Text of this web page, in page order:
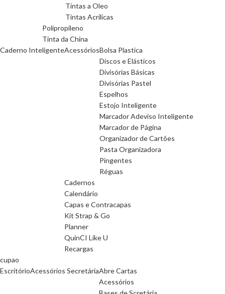
Tintas a Oleo
Tintas Acrilicas
Polipropileno
Tinta da China
Caderno InteligenteAcessóriosBolsa Plastica
Discos e Elásticos
Divisórias Básicas
Divisórias Pastel
Espelhos
Estojo Inteligente
Marcador Adeviso Inteligente
Marcador de Página
Organizador de Cartões
Pasta Organizadora
Pingentes
Réguas
Cadernos
Calendário
Capas e Contracapas
Kit Strap & Go
Planner
QuinCI Like U
Recargas
cupao
EscritórioAcessórios SecretáriaAbre Cartas
Acessórios